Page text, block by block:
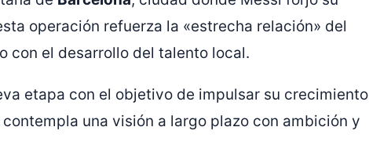
operación refuerza la «estrecha relación» del
con el desarrollo del talento local.
etapa con el objetivo de impulsar su crecimiento
una visión a largo plazo con ambición y